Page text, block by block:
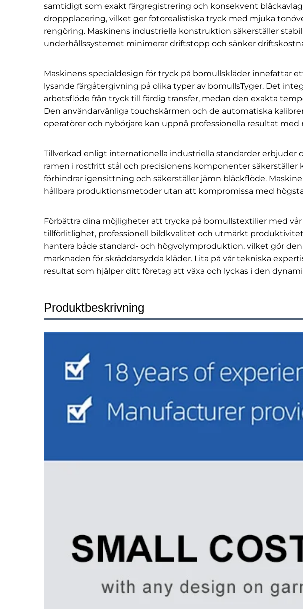
samtidigt som exakt färgregistrering och konsekvent
droppplacering, vilket ger fotorealistiska tryck med mjuka
rengöring. Maskinens industriella konstruktion säkerställer
underhållssystemet minimerar driftstopp och sänker
Maskinens specialdesign för tryck på bomullskläder innefattar
lysande färgåtergivning på olika typer av bomullsTyger. Det
arbetsflöde från tryck till färdig transfer, medan den exakta
Den användarvänliga touchskärmen och de automatiska
operatörer och nybörjare kan uppnå professionella resultat
Tillverkad enligt internationella industriella standarder
ramen i rostfritt stål och precisionens komponenter
förhindrar igensittning och säkerställer jämn bläckflöde.
hållbara produktionsmetoder utan att kompromissa med
Förbättra dina möjligheter att trycka på bomullstextilier med
tillförlitlighet, professionell bildkvalitet och utmärkt
hantera både standard- och högvolymproduktion, vilket gör
marknaden för skräddarsydda kläder. Lita på vår tekniska
resultat som hjälper ditt företag att växa och lyckas i den
Produktbeskrivning